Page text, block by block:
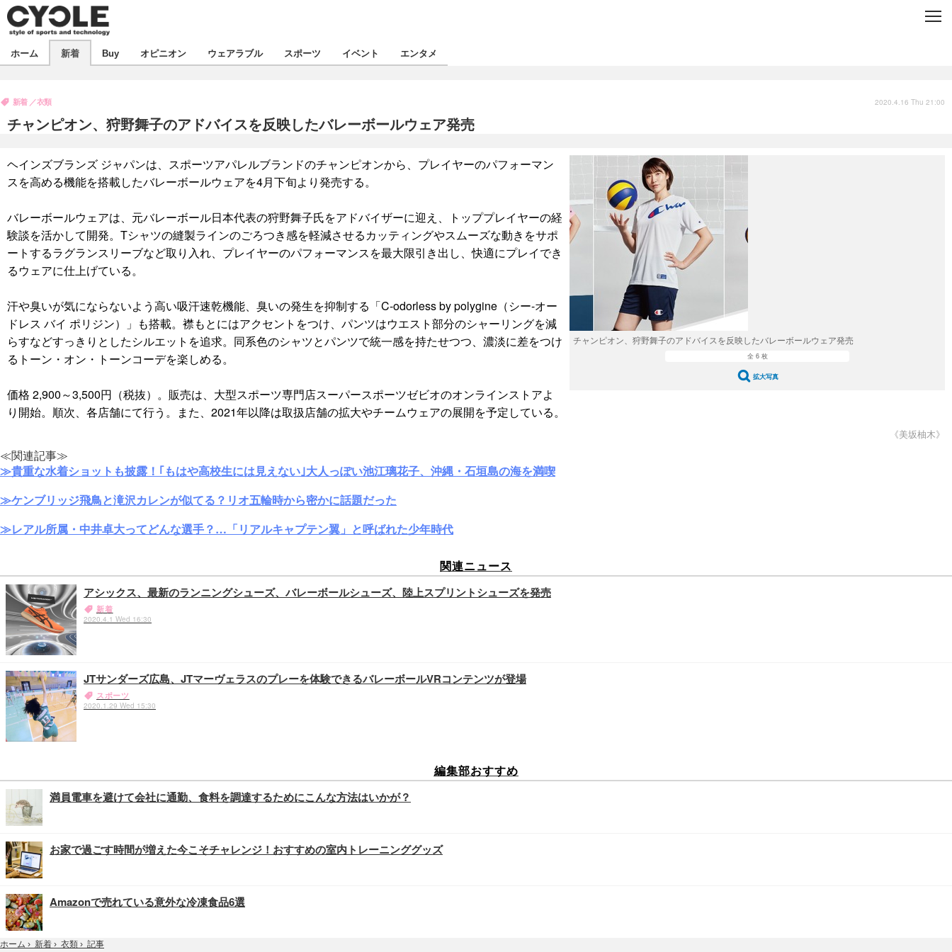
C
飲食
ボイス
デバイス
ビジネス
海外
スポーツ
短信
選手
写真
動画
イベント
ツアー
文化
芸能
出版／映画
話題
ファッション
動画
ライフ
社会
政治
ホーム 新着 Buy オピニオン ウェアラブル スポーツ イベント エンタメ
チャンピオン、狩野舞子のアドバイスを反映したバレーボールウェア発売
新着 衣類 2020.4.16 Thu 21:00
チャンピオン、狩野舞子のアドバイスを反映したバレーボールウェア発売
全 6 枚
拡大写真
ヘインズブランズ ジャパンは、スポーツアパレルブランドのチャンピオンから、プレイヤーのパフォーマン
スを高める機能を搭載したバレーボールウェアを4月下旬より発売する。
バレーボールウェアは、元バレーボール日本代表の狩野舞子氏をアドバイザーに迎え、トッププレイヤーの経
験談を活かして開発。Tシャツの縫製ラインのごろつき感を軽減させるカッティングやスムーズな動きをサポ
ートするラグランスリーブなど取り入れ、プレイヤーのパフォーマンスを最大限引き出し、快適にプレイでき
るウェアに仕上げている。
汗や臭いが気にならないよう高い吸汗速乾機能、臭いの発生を抑制する「C-odorless by polygine（シー-オー
ドレス バイ ポリジン）」も搭載。襟もとにはアクセントをつけ、パンツはウエスト部分のシャーリングを減
らすなどすっきりとしたシルエットを追求。同系色のシャツとパンツで統一感を持たせつつ、濃淡に差をつけ
るトーン・オン・トーンコーデを楽しめる。
価格 2,900～3,500円（税抜）。販売は、大型スポーツ専門店スーパースポーツゼビオのオンラインストアよ
り開始。順次、各店舗にて行う。また、2021年以降は取扱店舗の拡大やチームウェアの展開を予定している。
《美坂柚木》
≪関連記事≫
≫貴重な水着ショットも披露！｢もはや高校生には見えない｣大人っぽい池江璃花子、沖縄・石垣島の海を満喫
≫ケンブリッジ飛鳥と滝沢カレンが似てる？リオ五輪時から密かに話題だった
≫レアル所属・中井卓大ってどんな選手？…「リアルキャプテン翼」と呼ばれた少年時代
関連ニュース
アシックス、最新のランニングシューズ、バレーボールシューズ、陸上スプリントシューズを発売
新着
2020.4.1 Wed 16:30
JTサンダーズ広島、JTマーヴェラスのプレーを体験できるバレーボールVRコンテンツが登場
スポーツ
2020.1.29 Wed 15:30
編集部おすすめ
満員電車を避けて会社に通勤、食料を調達するためにこんな方法はいかが？
お家で過ごす時間が増えた今こそチャレンジ！おすすめの室内トレーニンググッズ
Amazonで売れている意外な冷凍食品6選
ホーム › 新着 › 衣類 › 記事